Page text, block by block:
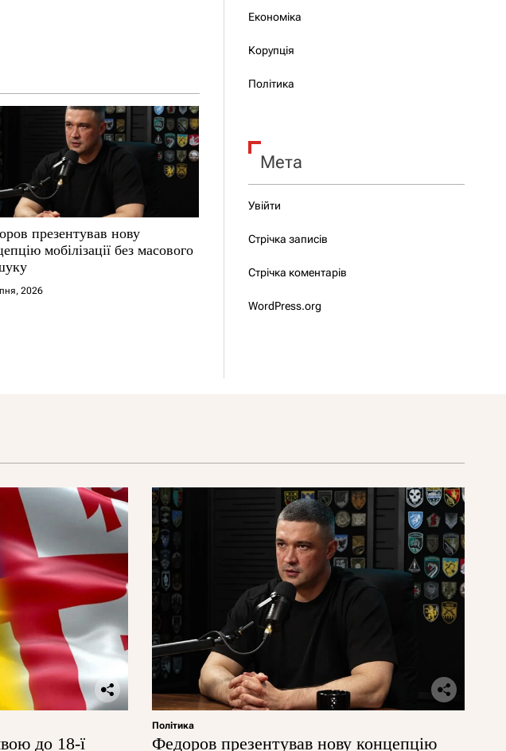
презентував нову
мобілізації без масового
2026
Економіка
Корупція
Політика
Мета
Увійти
Стрічка записів
Стрічка коментарів
WordPress.org
до 18-ї
Політика
Федоров презентував нову концепцію